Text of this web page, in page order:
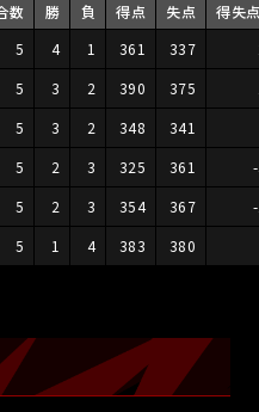
数 勝 負 得点 失点
得失
5 4 1 361 337
5 3 2 390 375
5 3 2 348
341
5 2 3 325 361
5 2 3 354 367
5 1 4 383 380